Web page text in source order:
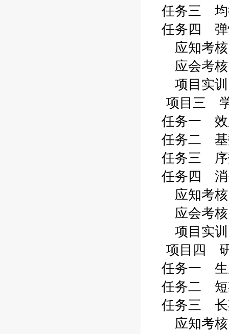
任务三 均
任务四 弹
应知考核
应会考核
项目实训
项目三
任务一 效
任务二 基
任务三 序
任务四 消
应知考核
应会考核
项目实训
项目四
任务一 生
任务二 短
任务三 长
应知考核